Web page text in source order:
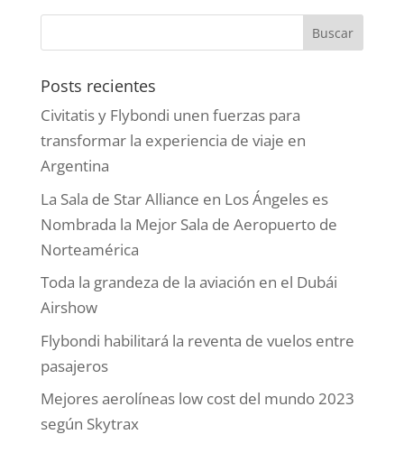
Posts recientes
Civitatis y Flybondi unen fuerzas para
transformar la experiencia de viaje en
Argentina
La Sala de Star Alliance en Los Ángeles es
Nombrada la Mejor Sala de Aeropuerto de
Norteamérica
Toda la grandeza de la aviación en el Dubái
Airshow
Flybondi habilitará la reventa de vuelos entre
pasajeros
Mejores aerolíneas low cost del mundo 2023
según Skytrax